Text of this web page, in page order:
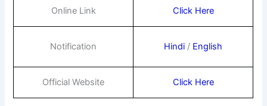
Online Link Click Here
Notification Hindi / English
Official Website Click Here